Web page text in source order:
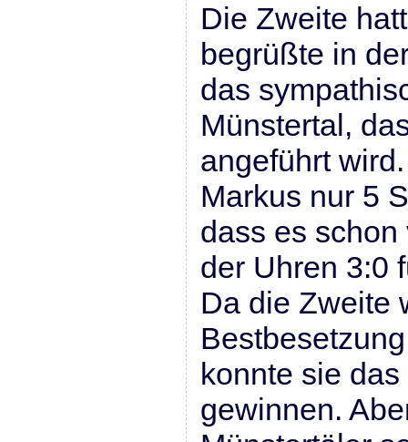
Die Zweite
begrüßte in
das
Münstertal,
angeführt
Markus nur 5
dass es
der Uhren 3:0
Da die Zweite
konnte sie
gewinnen.